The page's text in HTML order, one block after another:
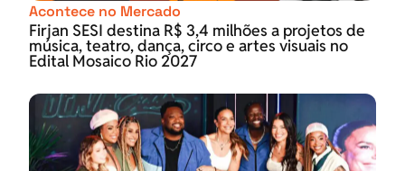
Acontece no Mercado
Firjan SESI destina R$ 3,4 milhões a projetos de
música, teatro, dança, circo e artes visuais no
Edital Mosaico Rio 2027